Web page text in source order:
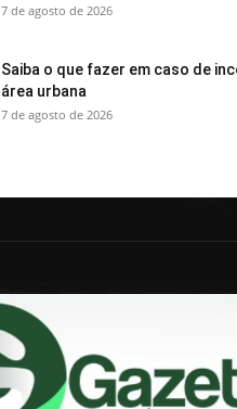
7 de agosto de 2026
Saiba o que fazer em caso de
área urbana
7 de agosto de 2026